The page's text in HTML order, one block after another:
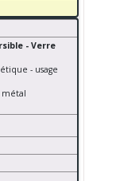
- Verre
- usage
métal